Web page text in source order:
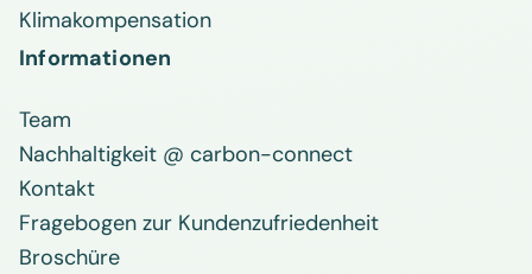
Klimakompensation
Informationen
Team
Nachhaltigkeit @ carbon-connect
Kontakt
Fragebogen zur Kundenzufriedenheit
Broschüre